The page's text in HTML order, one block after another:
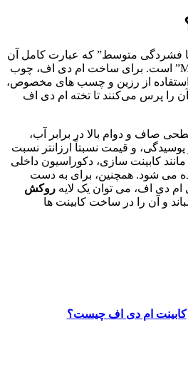
با فشردگی متوسط” که عبارت کامل آن
“Medium-Density Fiberboard” است. برای ساخت ام دی اف، چوب
استفاده از رزین و چسب‌ های مخصوص،
را پرس می‌کنند تا تخته ام دی اف
صاف و دوام بالا در برابر آب،
و قیمت نسبتاً ارزانتر نسبت
کابینت‌ سازی، دکوراسیون داخلی
می‌ شود. همچنین، برای به دست
دی اف، می‌ توان یک لایه روکش
و آن را در ساخت کابینت‌ ها
کابینت ام دی اف چیست؟